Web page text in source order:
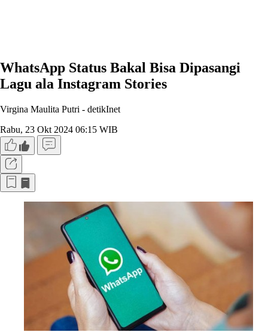
WhatsApp Status Bakal Bisa Dipasangi
Lagu ala Instagram Stories
Virgina Maulita Putri - detikInet
Rabu, 23 Okt 2024 06:15 WIB